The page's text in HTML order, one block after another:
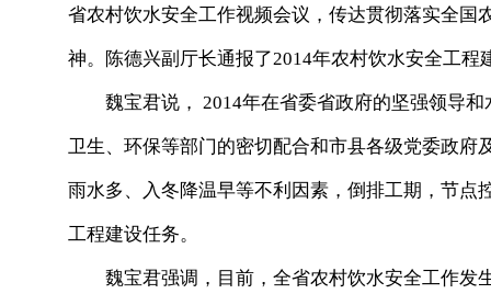
省农村饮水安全工作视频会议，传达贯彻落实全
神。陈德兴副厅长通报了2014年农村饮水安全工
魏宝君说， 2014年在省委省政府的坚强领导和
卫生、环保等部门的密切配合和市县各级党委政
雨水多、入冬降温早等不利因素，倒排工期，节
工程建设任务。
魏宝君强调，目前，全省农村饮水安全工作发